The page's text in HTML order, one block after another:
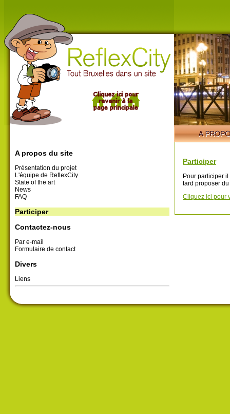
A propos du site
Présentation du projet
L'équipe de ReflexCity
State of the art
News
FAQ
Participer
Contactez-nous
Par e-mail
Formulaire de contact
Divers
Liens
Participer
Pour participer
tard proposer
Cliquez ici pour